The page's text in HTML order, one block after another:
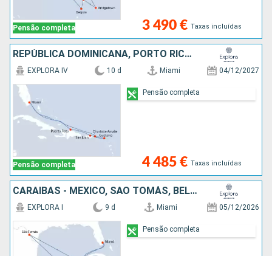
Pensão completa 3 490 € Taxas incluídas
REPÚBLICA DOMINICANA, PORTO RICO, ANTÍGUA E BARBUDA, FRANÇA, ESTADOS UNIDOS
Pensão completa
EXPLORA IV 10 d Miami 04/12/2027
4 485 € Taxas incluídas
Pensão completa
CARAIBAS - MEXICO, SÃO TOMÁS, BELIZE, HONDURAS, ESTADOS UNIDOS
EXPLORA I 9 d Miami 05/12/2026
Pensão completa